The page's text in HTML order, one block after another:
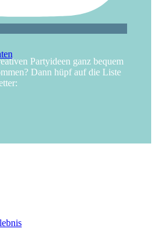
Partyideen ganz bequem
Dann hüpf auf die Liste